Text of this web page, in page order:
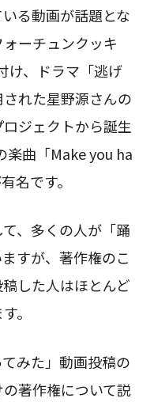
る動画が話題とな
ーチュンクッキ
け、ドラマ「逃げ
れた星野源さんの
ジェクトから誕生
楽曲「Make you ha
名です。
、多くの人が「踊
すが、著作権のこ
した人はほとんど
。
みた」動画投稿の
著作権について説